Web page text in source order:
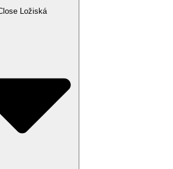
Ložiská